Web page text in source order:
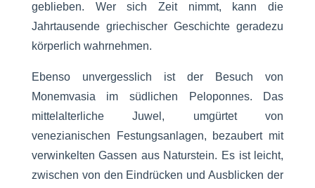
geblieben. Wer sich Zeit nimmt, kann die
Jahrtausende griechischer Geschichte geradezu
körperlich wahrnehmen.
Ebenso unvergesslich ist der Besuch von
Monemvasia im südlichen Peloponnes. Das
mittelalterliche Juwel, umgürtet von
venezianischen Festungsanlagen, bezaubert mit
verwinkelten Gassen aus Naturstein. Es ist leicht,
zwischen von den Eindrücken und Ausblicken der